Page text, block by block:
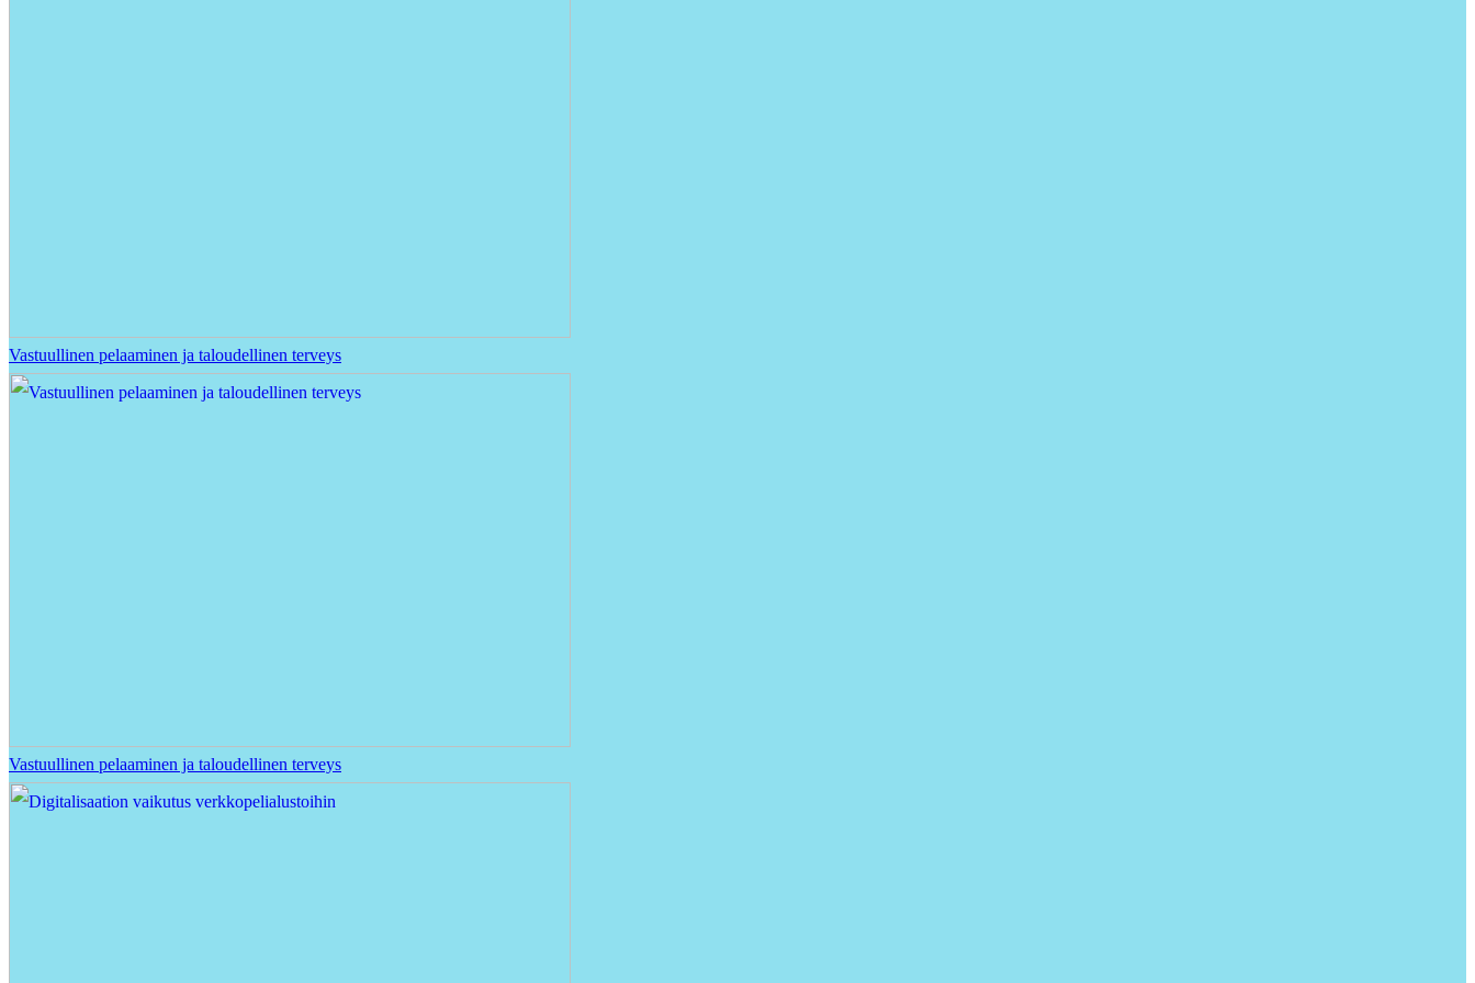
Vastuullinen pelaaminen ja taloudellinen terveys
Vastuullinen pelaaminen ja taloudellinen terveys